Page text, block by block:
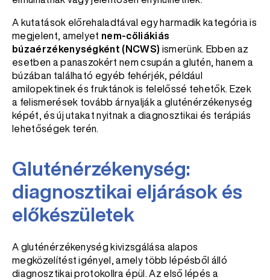
A kutatások előrehaladtával egy harmadik kategória is
megjelent, amelyet nem-cöliákiás
búzaérzékenységként (NCWS) ismerünk. Ebben az
esetben a panaszokért nem csupán a glutén, hanem a
búzában található egyéb fehérjék, például
amilopektinek és fruktánok is felelőssé tehetők. Ezek
a felismerések tovább árnyalják a gluténérzékenység
képét, és új utakat nyitnak a diagnosztikai és terápiás
lehetőségek terén.
Gluténérzékenység:
diagnosztikai eljárások és
előkészületek
A gluténérzékenység kivizsgálása alapos
megközelítést igényel, amely több lépésből álló
diagnosztikai protokollra épül. Az első lépés a